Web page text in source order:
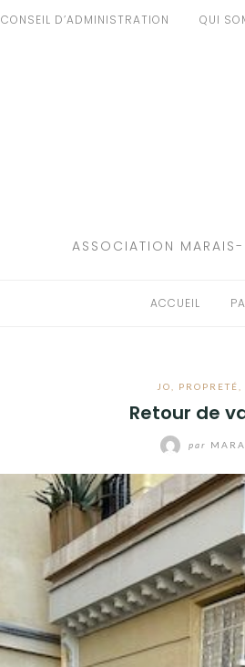
CONSEIL D’ADMINISTRATION QUI
ASSOCIATION MARAIS-
ACCUEIL
JO PROPRETÉ
Retour de
par